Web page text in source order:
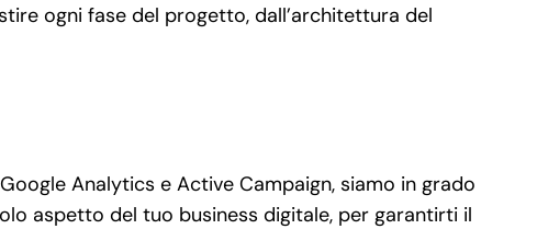
ogni fase del progetto, dall’architettura del
Analytics e Active Campaign, siamo in grado
aspetto del tuo business digitale, per garantirti il